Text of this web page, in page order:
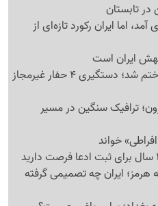
در تابستان
اما ایران رکورد تازه‌ای از
ایران است
رویای پیدا کردن گنج به حبس ختم شد؛ دستگیری 4 حفار غیرمجاز
ترافیک سنگین در مسیر
خواند
هرمز؛ ایران چه تصمیمی گرفته